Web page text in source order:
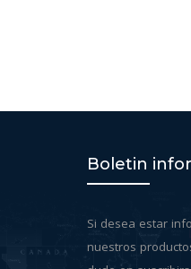
Boletin
Si desea estar
nuestros